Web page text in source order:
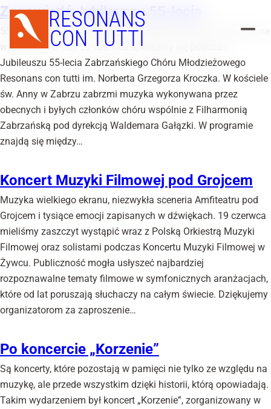
RESONANS
CON TUTTI
Zapowiedź Jubileuszu 55-lecia
55 lat historii. Tysiące koncertów. Setki chórzystów. Niezliczone
wspomnienia. Już 27 czerwca spotkamy się podczas
Jubileuszu 55-lecia Zabrzańskiego Chóru Młodzieżowego
Resonans con tutti im. Norberta Grzegorza Kroczka. W kościele
św. Anny w Zabrzu zabrzmi muzyka wykonywana przez
obecnych i byłych członków chóru wspólnie z Filharmonią
Zabrzańską pod dyrekcją Waldemara Gałązki. W programie
znajdą się między…
Koncert Muzyki Filmowej pod Grojcem
Muzyka wielkiego ekranu, niezwykła sceneria Amfiteatru pod
Grojcem i tysiące emocji zapisanych w dźwiękach. 19 czerwca
mieliśmy zaszczyt wystąpić wraz z Polską Orkiestrą Muzyki
Filmowej oraz solistami podczas Koncertu Muzyki Filmowej w
Żywcu. Publiczność mogła usłyszeć najbardziej
rozpoznawalne tematy filmowe w symfonicznych aranżacjach,
które od lat poruszają słuchaczy na całym świecie. Dziękujemy
organizatorom za zaproszenie…
Po koncercie „Korzenie”
Są koncerty, które pozostają w pamięci nie tylko ze względu na
muzykę, ale przede wszystkim dzięki historii, którą opowiadają.
Takim wydarzeniem był koncert „Korzenie”, zorganizowany w